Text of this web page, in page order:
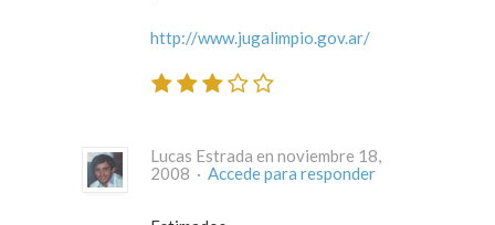
http://www.jugalimpio.gov.ar/
Lucas Estrada en noviembre 18,
2008 · Accede para responder